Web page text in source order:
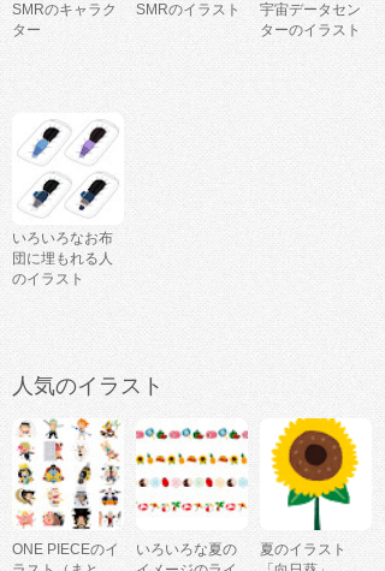
SMRのキャラク
ター
SMRのイラスト
宇宙データセン
ターのイラスト
いろいろなお布
団に埋もれる人
のイラスト
人気のイラスト
ONE PIECEのイ
いろいろな夏の
夏のイラスト